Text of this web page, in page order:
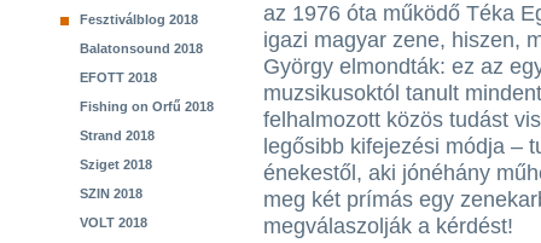
Fesztiválblog 2018
Balatonsound 2018
EFOTT 2018
Fishing on Orfű 2018
Strand 2018
Sziget 2018
SZIN 2018
VOLT 2018
az 1976 óta működő Téka
igazi magyar zene, hiszen,
György elmondták: ez az
muzsikusoktól tanult
felhalmozott közös tudást
legősibb kifejezési módja –
énekestől, aki jónéhány
meg két prímás egy
megválaszolják a kérdést!